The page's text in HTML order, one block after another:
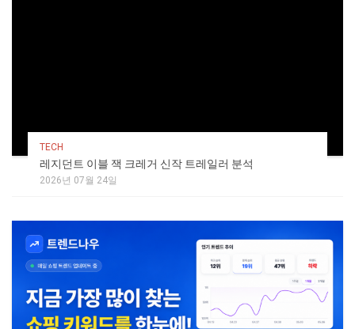
TECH
레지던트 이블 잭 크레거 신작 트레일러 분석
2026년 07월 24일